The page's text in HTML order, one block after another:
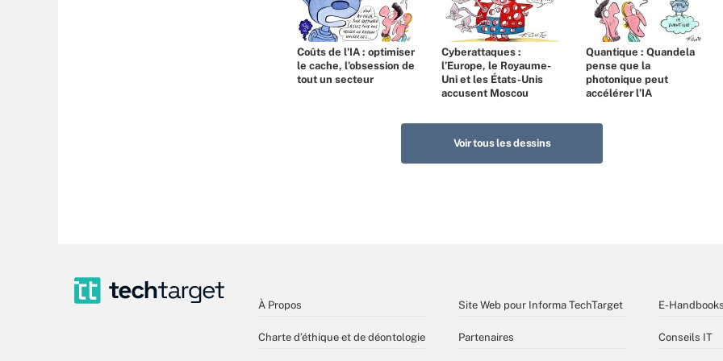
Coûts de l'IA : optimiser
le cache, l’obsession de
tout un secteur
Cyberattaques :
l’Europe, le Royaume-
Uni et les États-Unis
accusent Moscou
Quantique : Quandela
pense que la
photonique peut
accélérer l’IA
Voir tous les dessins
À Propos
Charte d’éthique et de déontologie
Site Web pour Informa TechTarget
Partenaires
E-
Conseils IT